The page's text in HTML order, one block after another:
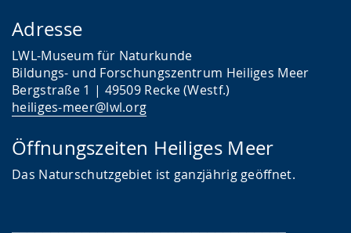
Adresse
LWL-Museum für Naturkunde
Bildungs- und Forschungszentrum Heiliges Meer
Bergstraße 1 | 49509 Recke (Westf.)
heiliges-meer@lwl.org
Öffnungszeiten Heiliges Meer
Das Naturschutzgebiet ist ganzjährig geöffnet.